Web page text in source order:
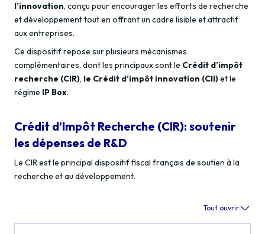
l’innovation, conçu pour encourager les efforts de recherche
et développement tout en offrant un cadre lisible et attractif
aux entreprises.
Ce dispositif repose sur plusieurs mécanismes
complémentaires, dont les principaux sont le Crédit d’impôt
recherche (CIR), le Crédit d’impôt innovation (CII)et le
régime IP Box.
Crédit d’Impôt Recherche (CIR): soutenir
les dépenses de R&D
Le CIR est le principal dispositif fiscal français de soutien à la
recherche et au développement.
Tout ouvrir